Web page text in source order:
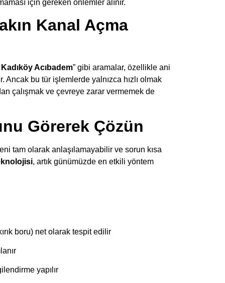
için gereken önlemler alınır.
Kanal Açma
Acıbadem” gibi aramalar, özellikle ani
bu tür işlemlerde yalnızca hızlı olmak
çalışmak ve çevreye zarar vermemek de
Görerek Çözün
tam olarak anlaşılamayabilir ve sorun kısa
, artık günümüzde en etkili yöntem
boru) net olarak tespit edilir
yapılır